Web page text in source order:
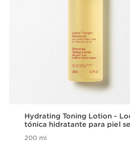
Hydrating Toning Lotion -
tónica hidratante para piel
200 ml